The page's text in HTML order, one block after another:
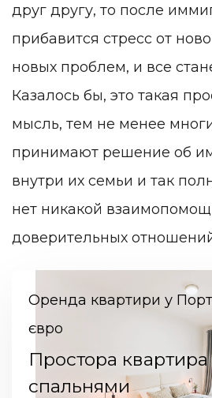
друг другу, то после
прибавится стресс от
новых проблем, и все
Казалось бы, это такая
мысль, тем не менее
принимают решение об
внутри их семьи и так
нет никакой
доверительных
Оренда квартири у
євро
Простора квартира
спальнями